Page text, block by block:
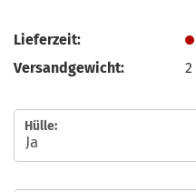
Lieferzeit:
Versandgewicht: 2
Hülle: